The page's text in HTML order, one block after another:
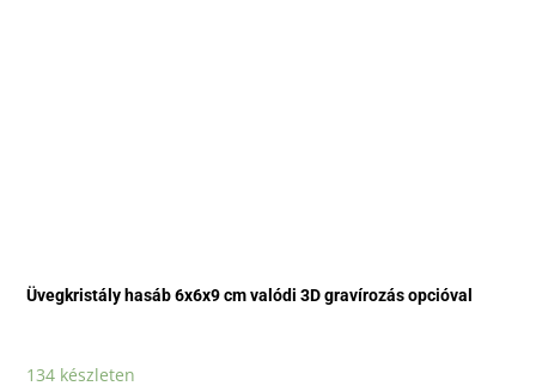
Üvegkristály hasáb 6x6x9 cm valódi 3D gravírozás opcióval
134 készleten